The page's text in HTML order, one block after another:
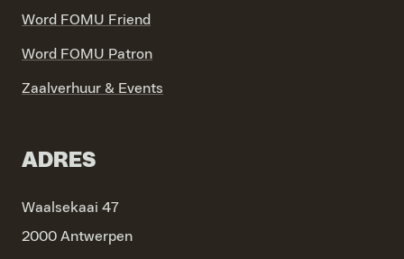
Word FOMU Friend
Word FOMU Patron
Zaalverhuur & Events
ADRES
Waalsekaai 47
2000 Antwerpen